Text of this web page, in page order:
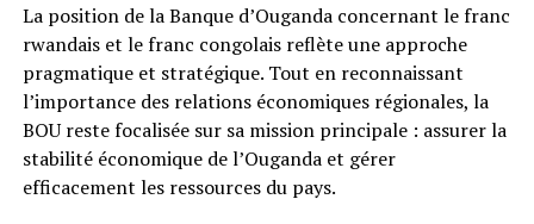
La position de la Banque d’Ouganda concernant le franc
rwandais et le franc congolais reflète une approche
pragmatique et stratégique. Tout en reconnaissant
l’importance des relations économiques régionales, la
BOU reste focalisée sur sa mission principale : assurer la
stabilité économique de l’Ouganda et gérer
efficacement les ressources du pays.